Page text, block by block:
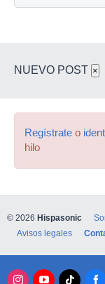
NUEVO POST ×
Regístrate o
hilo
© 2026 Hispasonic
Avisos legales